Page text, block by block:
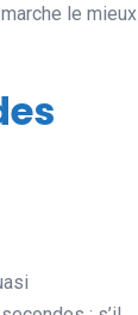
le mieux